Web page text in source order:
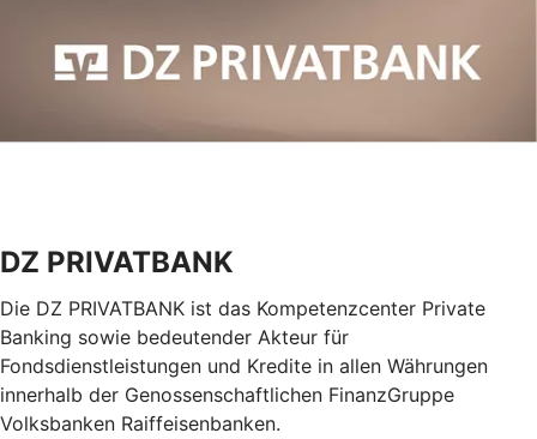
DZ PRIVATBANK
Die DZ PRIVATBANK ist das Kompetenzcenter Private
Banking sowie bedeutender Akteur für
Fondsdienstleistungen und Kredite in allen Währungen
innerhalb der Genossenschaftlichen FinanzGruppe
Volksbanken Raiffeisenbanken.